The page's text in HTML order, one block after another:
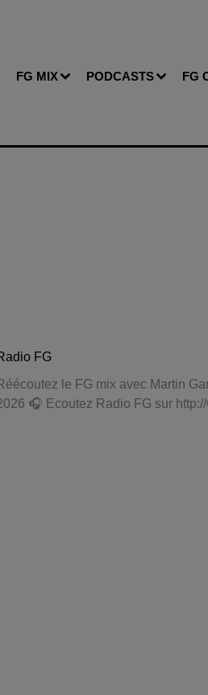
FG MIX PODCASTS FG
FG
le FG mix avec Martin
🎧 Ecoutez Radio FG sur